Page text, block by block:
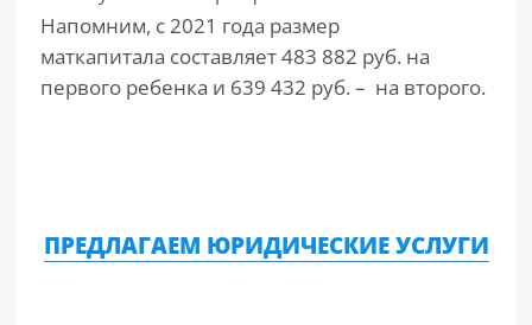
Напомним, с 2021 года размер
маткапитала составляет 483 882 руб. на
первого ребенка и 639 432 руб. – на второго.
ПРЕДЛАГАЕМ ЮРИДИЧЕСКИЕ УСЛУГИ